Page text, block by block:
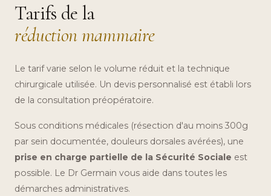
Tarifs de la
réduction mammaire
Le tarif varie selon le volume réduit et la technique
chirurgicale utilisée. Un devis personnalisé est établi lors
de la consultation préopératoire.
Sous conditions médicales (résection d'au moins 300g
par sein documentée, douleurs dorsales avérées), une
prise en charge partielle de la Sécurité Sociale est
possible. Le Dr Germain vous aide dans toutes les
démarches administratives.